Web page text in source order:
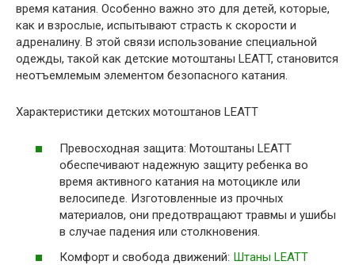
время катания. Особенно важно это для детей, которые,
как и взрослые, испытывают страсть к скорости и
адреналину. В этой связи использование специальной
одежды, такой как детские мотоштаны LEATT, становится
неотъемлемым элементом безопасного катания.
Характеристики детских мотоштанов LEATT
Превосходная защита: Мотоштаны LEATT
обеспечивают надежную защиту ребенка во
время активного катания на мотоцикле или
велосипеде. Изготовленные из прочных
материалов, они предотвращают травмы и ушибы
в случае падения или столкновения.
Комфорт и свобода движений: Штаны LEATT